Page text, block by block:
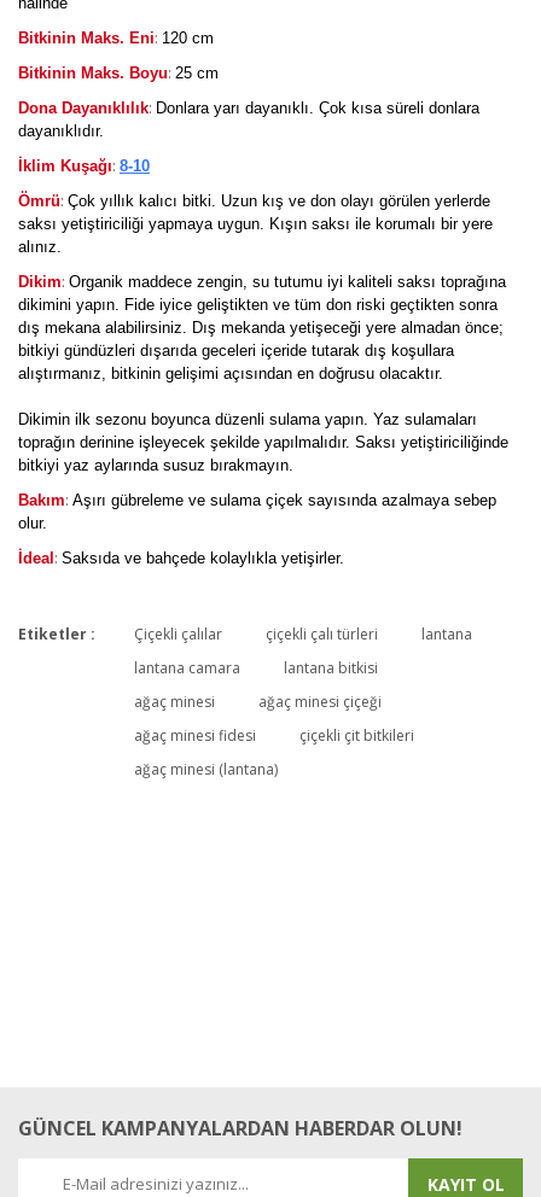
Bitkinin Maks. Eni: 120 cm
Bitkinin Maks. Boyu: 25 cm
Dona Dayanıklılık: Donlara yarı dayanıklı. Çok kısa süreli donlara
dayanıklıdır.
İklim Kuşağı: 8-10
Ömrü: Çok yıllık kalıcı bitki. Uzun kış ve don olayı görülen yerlerde
saksı yetiştiriciliği yapmaya uygun. Kışın saksı ile korumalı bir yere
alınız.
Dikim: Organik maddece zengin, su tutumu iyi kaliteli saksı toprağına
dikimini yapın. Fide iyice geliştikten ve tüm don riski geçtikten sonra
dış mekana alabilirsiniz. Dış mekanda yetişeceği yere almadan önce;
bitkiyi gündüzleri dışarıda geceleri içeride tutarak dış koşullara
alıştırmanız, bitkinin gelişimi açısından en doğrusu olacaktır.
Dikimin ilk sezonu boyunca düzenli sulama yapın. Yaz sulamaları
toprağın derinine işleyecek şekilde yapılmalıdır. Saksı yetiştiriciliğinde
bitkiyi yaz aylarında susuz bırakmayın.
Bakım: Aşırı gübreleme ve sulama çiçek sayısında azalmaya sebep
olur.
İdeal : Saksıda ve bahçede kolaylıkla yetişirler.
Bu ürüne ilk yorumu siz yapın!
Yorum Yaz
Etiketler : Çiçekli çalılar çiçekli çalı türleri
lantana
lantana camara
lantana bitkisi
ağaç minesi
ağaç minesi çiçeği
ağaç minesi fidesi
çiçekli çit bitkileri
ağaç minesi (lantana)
GÜNCEL KAMPANYALARDAN HABERDAR OLUN!
KAYIT OL